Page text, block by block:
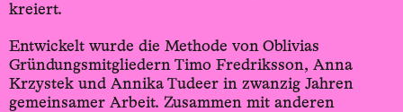
kreiert.
Entwickelt wurde die Methode von Oblivias
Gründungsmitgliedern Timo Fredriksson, Anna
Krzystek und Annika Tudeer in zwanzig Jahren
gemeinsamer Arbeit. Zusammen mit anderen